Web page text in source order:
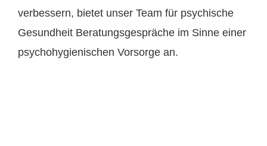
verbessern, bietet unser Team für psychische
Gesundheit Beratungsgespräche im Sinne einer
psychohygienischen Vorsorge an.